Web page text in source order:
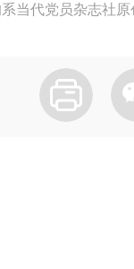
当代党员杂志社